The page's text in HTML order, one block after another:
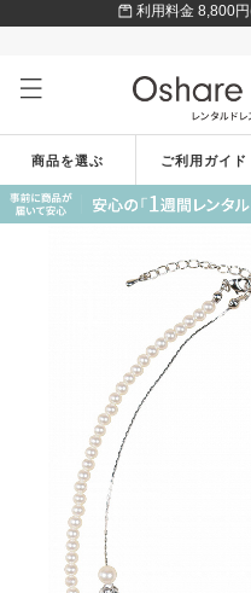
利用料金 8,800
商品を選ぶ ご利用ガイド